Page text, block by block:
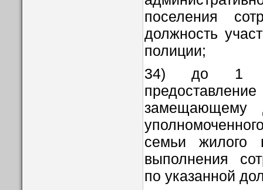
поселения
должность
полиции;
34) до 1
замещающему
семьи жилого
выполнения
по указанной